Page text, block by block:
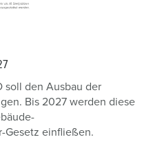
soll den Ausbau der
Bis 2027 werden diese
Gesetz einfließen.